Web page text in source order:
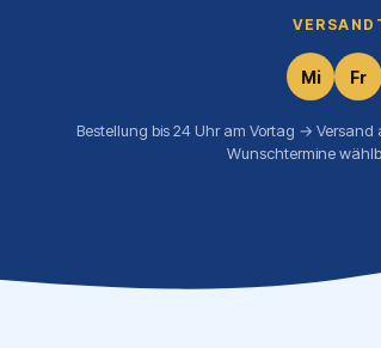
Mi Fr
Bestellung bis 24 Uhr am Vortag →
Wunschtermine